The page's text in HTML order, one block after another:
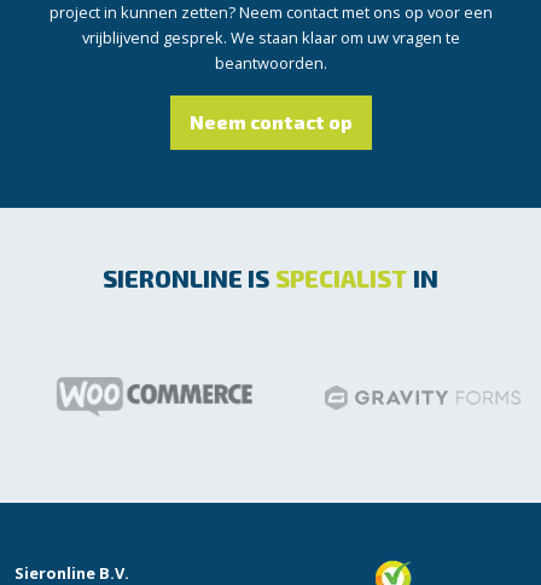
project in kunnen zetten? Neem contact met ons op voor een
vrijblijvend gesprek. We staan klaar om uw vragen te
beantwoorden.
Neem contact op
SIERONLINE IS SPECIALIST IN
Sieronline B.V.